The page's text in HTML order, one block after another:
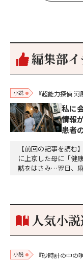
編集部
小説 『超能力探偵 河
私に
情報
患者
【前回の記事を読む
に上京した母に「健
黙をはさみ…翌日、
個のサイコロが握ら
人気小
小説 『砂時計の中の